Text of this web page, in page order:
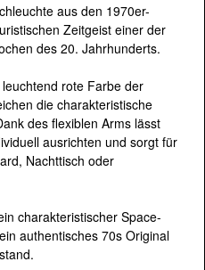
aus den 1970er-
Zeitgeist einer der
des 20. Jahrhunderts.
rote Farbe der
die charakteristische
des flexiblen Arms lässt
ausrichten und sorgt für
Nachttisch oder
charakteristischer Space-
authentisches 70s Original